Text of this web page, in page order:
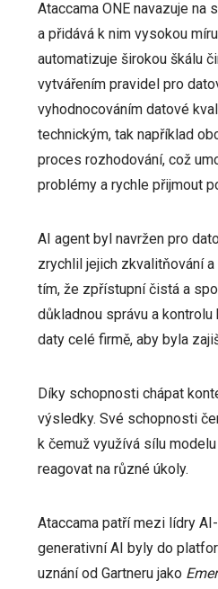
Ataccama ONE navazuje
a přidává k nim vysokou
automatizuje širokou škálu
vytvářením pravidel pro
vyhodnocováním datové
technickým, tak například
proces rozhodování, což
problémy a rychle přijmout
AI agent byl navržen pro
zrychlil jejich zkvalitňování
tím, že zpřístupní čistá a
důkladnou správu a
daty celé firmě, aby byla
Díky schopnosti chápat
výsledky. Své schopnosti
k čemuž využívá sílu
reagovat na různé úkoly.
Ataccama patří mezi lídry
generativní AI byly do
uznání od Gartneru jako